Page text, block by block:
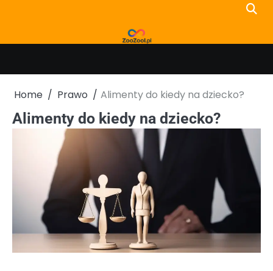
Home Prawo Alimenty do kiedy na dziecko?
Alimenty do kiedy na dziecko?